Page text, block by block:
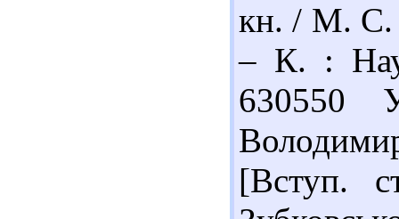
кн. / М. С.
– К. :
630550
[Вступ.